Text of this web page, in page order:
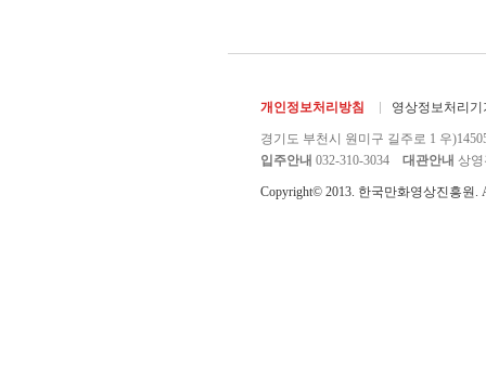
개인정보처리방침 영상정보처리기
경기도 부천시 원미구 길주로 1 우
입주안내 032-310-3034 대관안내 상영
Copyright© 2013. 한국만화영상진흥원.